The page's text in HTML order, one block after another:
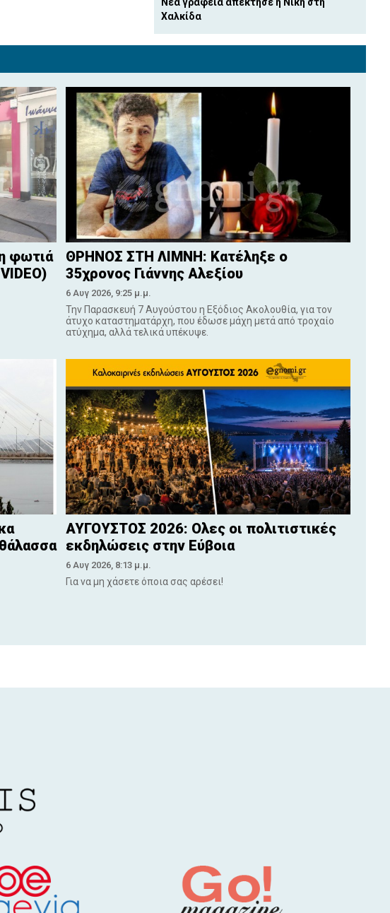
Χαλκίδα
φωτιά
ΘΡΗΝΟΣ ΣΤΗ ΛΙΜΝΗ: Κατέληξε ο
35χρονος Γιάννης Αλεξίου
6 Αυγ 2026, 9:25 μ.μ.
Την Παρασκευή 7 Αυγούστου η Εξόδιος Ακολουθία, για τον
άτυχο καταστηματάρχη, που έδωσε μάχη μετά από τροχαίο
ατύχημα, αλλά τελικά υπέκυψε.
ΑΥΓΟΥΣΤΟΣ 2026: Ολες οι πολιτιστικές
εκδηλώσεις στην Εύβοια
6 Αυγ 2026, 8:13 μ.μ.
Για να μη χάσετε όποια σας αρέσει!